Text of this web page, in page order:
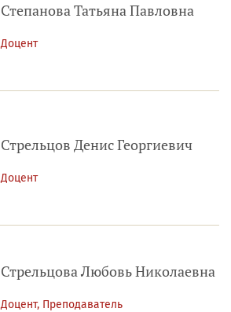
Степанова Татьяна Павловна
Доцент
Стрельцов Денис Георгиевич
Доцент
Стрельцова Любовь Николаевна
Доцент, Преподаватель